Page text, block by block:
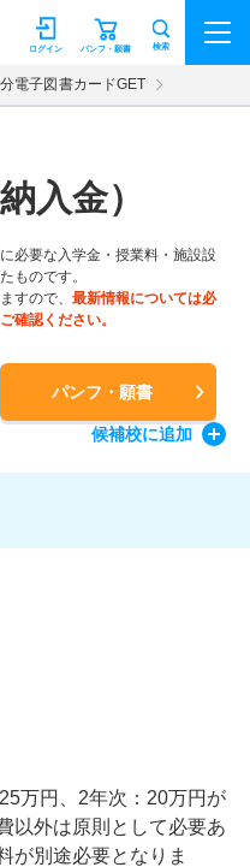
パンフ・願書
ログイン 検索
電子図書カードGET
入金）
必要な入学金・授業料・施設設
ものです。
すので、 最新情報については必
確認ください。
パンフ・願書
候補校に追加
万円、2年次：20万円が
以外は原則として必要あ
が別途必要となりま